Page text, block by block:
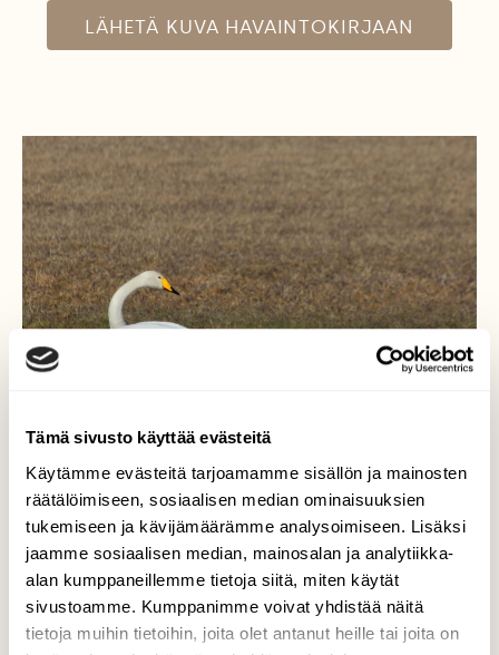
Tämä sivusto käyttää evästeitä
Käytämme evästeitä tarjoamamme sisällön ja mainosten
räätälöimiseen, sosiaalisen median ominaisuuksien
tukemiseen ja kävijämäärämme analysoimiseen. Lisäksi
jaamme sosiaalisen median, mainosalan ja analytiikka-
alan kumppaneillemme tietoja siitä, miten käytät
sivustoamme. Kumppanimme voivat yhdistää näitä
tietoja muihin tietoihin, joita olet antanut heille tai joita on
LÄHETÄ KUVA HAVAINTOKIRJAAN
Kaksistaan
Tämä laulujoutsenpari vietti aikaansa